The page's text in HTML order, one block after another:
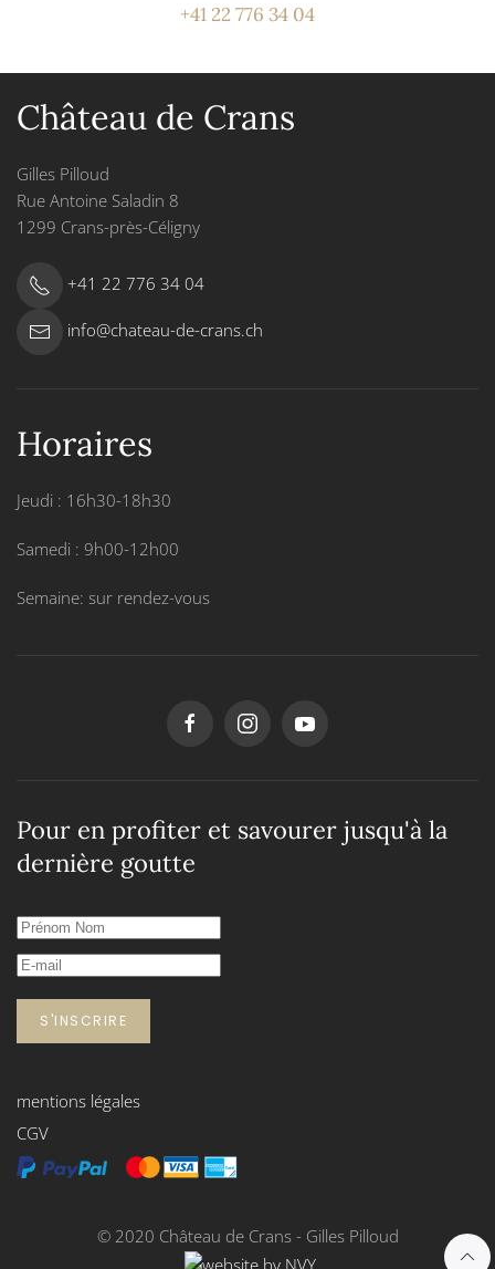
+41 22 776 34 04
Château de Crans
Gilles Pilloud
Rue Antoine Saladin 8
1299 Crans-près-Céligny
+41 22 776 34 04
info@chateau-de-crans.ch
Horaires
Jeudi : 16h30-18h30
Samedi : 9h00-12h00
Semaine: sur rendez-vous
Pour en profiter et savourer jusqu'à la
dernière goutte
S'INSCRIRE
mentions légales
CGV
© 2020 Château de Crans - Gilles Pilloud